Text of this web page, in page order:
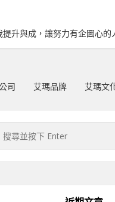
升與成，讓努力有企圖心的
司 艾瑪品牌 艾瑪文